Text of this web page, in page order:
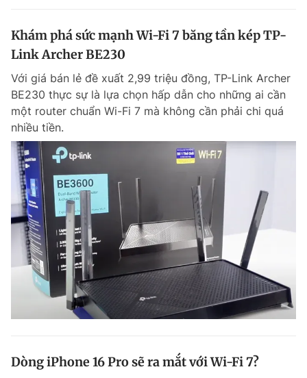
Khám phá sức mạnh Wi-Fi 7 băng tần kép TP-
Link Archer BE230
Với giá bán lẻ đề xuất 2,99 triệu đồng, TP-Link Archer
BE230 thực sự là lựa chọn hấp dẫn cho những ai cần
một router chuẩn Wi-Fi 7 mà không cần phải chi quá
nhiều tiền.
Dòng iPhone 16 Pro sẽ ra mắt với Wi-Fi 7?